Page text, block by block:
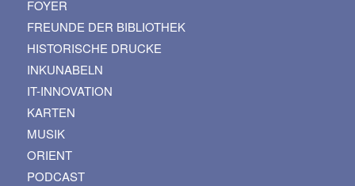
FOYER
FREUNDE DER BIBLIOTHEK
HISTORISCHE DRUCKE
INKUNABELN
IT-INNOVATION
KARTEN
MUSIK
ORIENT
PODCAST